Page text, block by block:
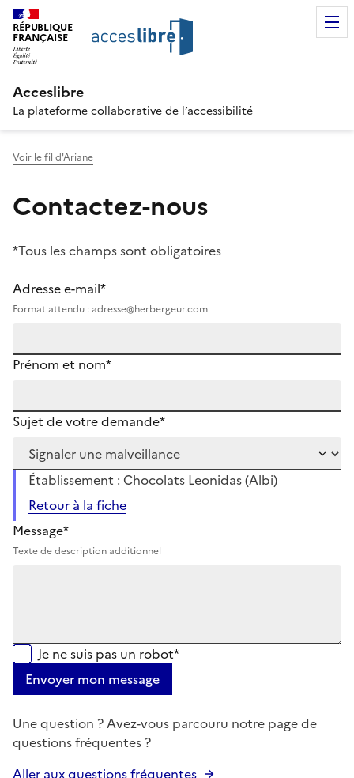
RÉPUBLIQUE
FRANÇAISE
Acceslibre
La plateforme collaborative de l’accessibilité
Voir le fil d'Ariane
Contactez-nous
*Tous les champs sont obligatoires
Adresse e-mail*
Format attendu : adresse@herbergeur.com
Prénom et nom*
Sujet de votre demande*
Établissement : Chocolats Leonidas (Albi)
Retour à la fiche
Message*
Texte de description additionnel
Je ne suis pas un robot*
Envoyer mon message
Une question ? Avez-vous parcouru notre page de
questions fréquentes ?
Aller aux questions fréquentes